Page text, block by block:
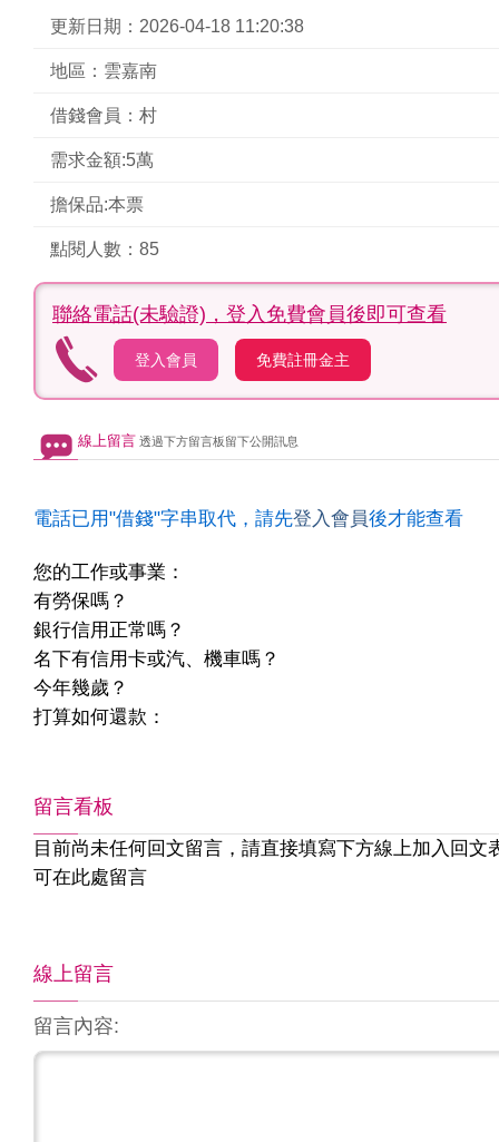
更新日期：2026-04-18 11:20:38
地區：雲嘉南
借錢會員：村
需求金額:5萬
擔保品:本票
點閱人數：85
聯絡電話(未驗證)， 登入免費會員後即可查看
登入會員 免費註冊金主
線上留言 透過下方留言板留下公開訊息
電話已用"借錢"字串取代，請先登入會員後才能查看
您的工作或事業：
有勞保嗎？
銀行信用正常嗎？
名下有信用卡或汽、機車嗎？
今年幾歲？
打算如何還款：
留言看板
目前尚未任何回文留言，請直接填寫下方線上加入回文
可在此處留言
線上留言
留言內容: